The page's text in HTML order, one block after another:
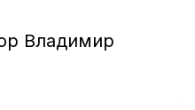
Владимир